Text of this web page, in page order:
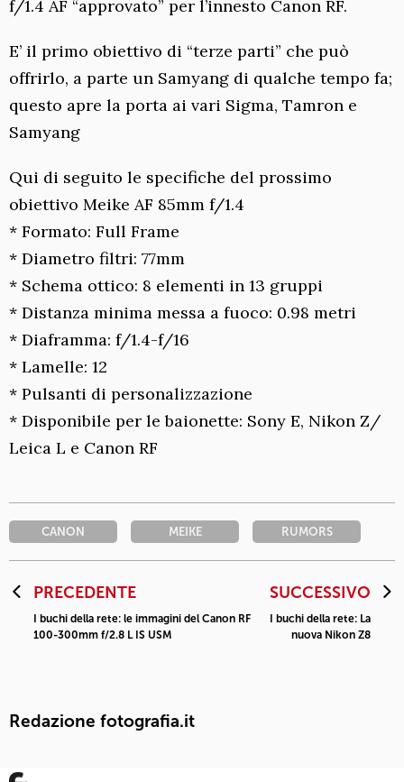
f/1.4 AF “approvato” per l’innesto Canon RF.
E’ il primo obiettivo di “terze parti” che può
offrirlo, a parte un Samyang di qualche tempo fa;
questo apre la porta ai vari Sigma, Tamron e
Samyang
Qui di seguito le specifiche del prossimo
obiettivo Meike AF 85mm f/1.4
* Formato: Full Frame
* Diametro filtri: 77mm
* Schema ottico: 8 elementi in 13 gruppi
* Distanza minima messa a fuoco: 0.98 metri
* Diaframma: f/1.4-f/16
* Lamelle: 12
* Pulsanti di personalizzazione
* Disponibile per le baionette: Sony E, Nikon Z/
Leica L e Canon RF
CANON MEIKE RUMORS
PRECEDENTE
I buchi della rete: le immagini del Canon RF
100-300mm f/2.8 L IS USM
SUCCESSIVO
I buchi della rete: La
nuova Nikon Z8
Redazione fotografia.it